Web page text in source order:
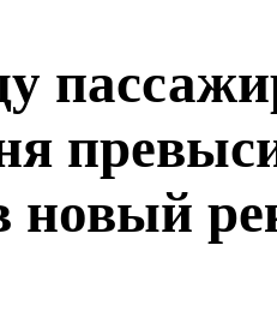
новый